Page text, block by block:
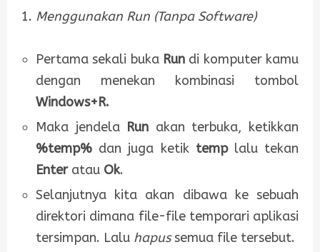
Menggunakan Run (Tanpa Software)
Pertama sekali buka Run di komputer kamu
dengan menekan kombinasi tombol
Windows+R.
Maka jendela Run akan terbuka, ketikkan
%temp% dan juga ketiktemp lalu tekan
Enteratau Ok.
Selanjutnya kita akan dibawa ke sebuah
direktori dimana file-file temporari aplikasi
tersimpan. Lalu hapussemua file tersebut.